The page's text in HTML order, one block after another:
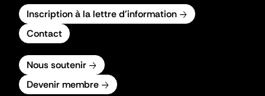
Inscription à la lettre d'information
Contact
Nous soutenir
Devenir membre